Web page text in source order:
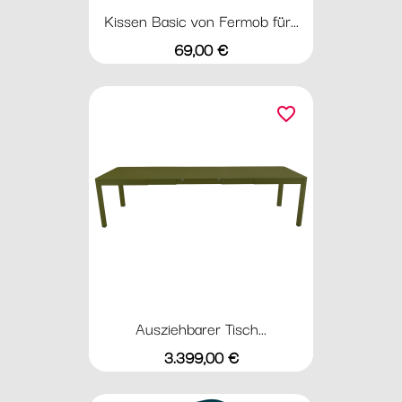
Kissen Basic von Fermob für...
Preis
69,00 €
Ausziehbarer Tisch...
Preis
3.399,00 €
favorite_border